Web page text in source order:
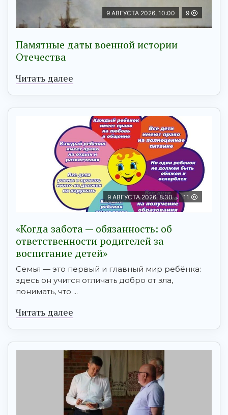
9 АВГУСТА 2026, 10:00 9
Памятные даты военной истории
Отечества
Читать далее
9 АВГУСТА 2026, 8:30 11
«Когда забота — обязанность: об
ответственности родителей за
воспитание детей»
Семья — это первый и главный мир ребёнка:
здесь он учится отличать добро от зла,
понимать, что ...
Читать далее